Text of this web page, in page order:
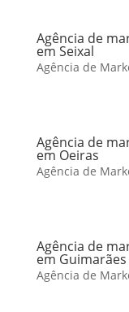
Agência de
em Seixal
Agência de
Agência de
em Oeiras
Agência de
Agência de
em Guimarães
Agência de